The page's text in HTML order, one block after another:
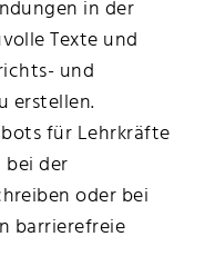
in der
Texte und
und
erstellen.
für Lehrkräfte
bei der
oder bei
barrierefreie